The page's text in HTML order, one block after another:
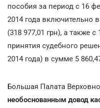
пособия за период с 16
2014 года включительно
(318 977,01 грн), а также
принятия судебного
2014 года) в сумме 5
Большая Палата
необоснованным довод